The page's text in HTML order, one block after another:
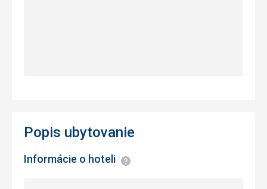
Popis ubytovanie
Informácie o hoteli Informácie